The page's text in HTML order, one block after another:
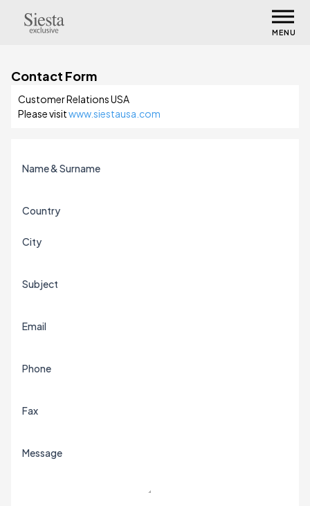
Contact Form
Customer Relations USA
Please visitwww.siestausa.com
Name & Surname
Country
City
Subject
Email
Phone
Fax
Message
MENU